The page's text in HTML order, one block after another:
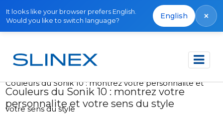
It looks like your browser prefers English.
Would you like to switch language?
English ×
Accueil Actualités
Couleurs du Sonik 10 : montrez votre personnalite et
votre sens du style
Couleurs du Sonik 10 : montrez votre
personnalite et votre sens du style